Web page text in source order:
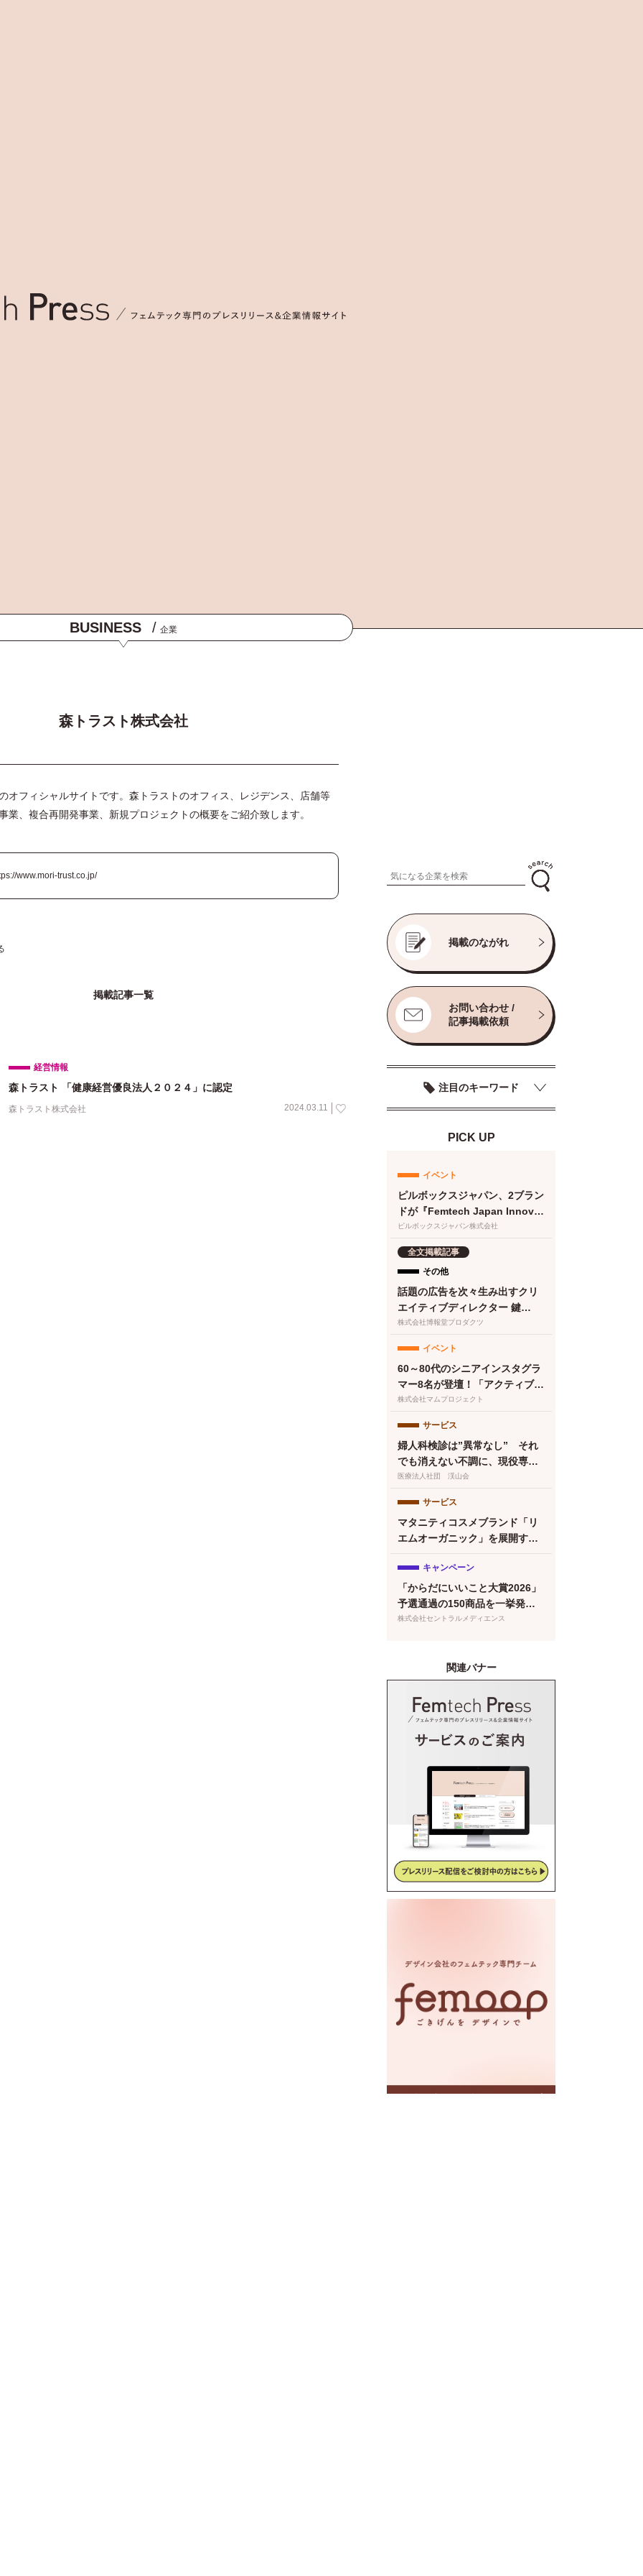
BUSINESS / 企業
森トラスト株式会社
オフィシャルサイトです。森トラストのオフィス、レジデンス、店舗等
業、複合再開発事業、新規プロジェクトの概要をご紹介致します。
www.mori-trust.co.jp/
掲載記事一覧
経営情報
森トラスト 「健康経営優良法人２０２４」に認定
森トラスト株式会社 2024.03.11
掲載のながれ
お問い合わせ /
記事掲載依頼
注目のキーワード
PICK UP
イベント
ピルボックスジャパン、2ブラン
ドが『Femtech Japan Innovat
ion Pitch 2026』最終ノミネー
ピルボックスジャパン株式会社
全文掲載記事
その他
話題の広告を次々生み出すクリ
エイティブディレクター 鍵
は“顧客化接点の設計・実
株式会社博報堂プロダクツ
イベント
60～80代のシニアインスタグラ
マー8名が登壇！「アクティブシ
ニアのインフルエンサーフェ
す！』出版祝〜」を開催
株式会社マムプロジェクト
サービス
婦人科検診は”異常なし” それ
でも消えない不調に、現役専門
医が提案する第三の選択肢
医療法人社団 渓山会
サービス
マタニティコスメブランド「リ
エムオーガニック」を展開する
産後ケアサービス「CALINE」
と連携
キャンペーン
「からだにいいこと大賞2026」
予選通過の150商品を一挙発
表！本日より特設サイトもオー
株式会社セントラルメディエンス
関連バナー